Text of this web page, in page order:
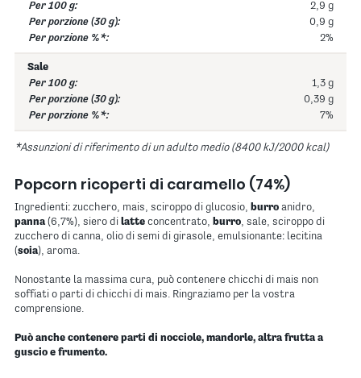
2,9 g
0,9 g
2%
Sale
1,3 g
0,39 g
7%
*Assunzioni di riferimento di un adulto medio (8400 kJ/2000 kcal)
Popcorn ricoperti di caramello (74%)
Ingredienti: zucchero, mais, sciroppo di glucosio, burro anidro,
panna(6,7%), siero di latte concentrato, burro, sale, sciroppo di
zucchero di canna, olio di semi di girasole, emulsionante: lecitina
(soia), aroma.
Nonostante la massima cura, può contenere chicchi di mais non
soffiati o parti di chicchi di mais. Ringraziamo per la vostra
comprensione.
Può anche contenere parti di nocciole, mandorle, altra frutta a
guscio e frumento.